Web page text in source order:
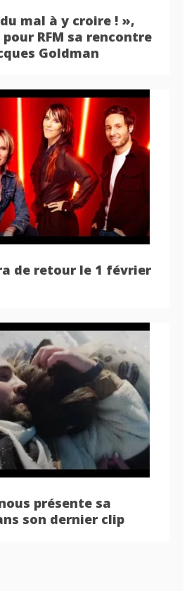
mal à y croire ! »,
RFM sa rencontre
Goldman
de retour le 1 février
présente sa
son dernier clip